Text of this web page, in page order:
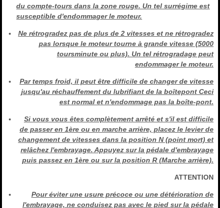
du compte-tours dans la zone rouge. Un tel surrégime est
susceptible d'endommager le moteur.
Ne rétrogradez pas de plus de 2 vitesses et ne rétrogradez
pas lorsque le moteur tourne à grande vitesse (5000
toursminute ou plus). Un tel rétrogradage peut
endommager le moteur.
Par temps froid, il peut être difficile de changer de vitesse
jusqu'au réchauffement du lubrifiant de la boîtepont Ceci
est normal et n'endommage pas la boîte-pont.
Si vous vous êtes complètement arrêté et s'il est difficile
de passer en 1ère ou en marche arrière, placez le levier de
changement de vitesses dans la position N (point mort) et
relâchez l'embrayage. Appuyez sur la pédale d'embrayage
puis passez en 1ère ou sur la position R (Marche arrière).
ATTENTION
Pour éviter une usure précoce ou une détérioration de
l'embrayage, ne conduisez pas avec le pied sur la pédale